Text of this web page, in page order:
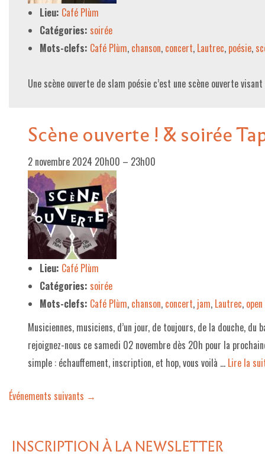
Lieu: Café Plùm
Catégories: soirée
Mots-clefs: Café Plùm, chanson, concert, Lautrec, poésie,
Une scène ouverte de slam poésie c’est une scène ouverte
Scène ouverte ! & soirée
2 novembre 2024 20h00 – 23h00
Lieu: Café Plùm
Catégories: soirée
Mots-clefs: Café Plùm, chanson, concert, jam, Lautrec,
Musiciennes, musiciens, d’un jour, de toujours, de la douche, du
rejoignez-nous ce samedi 02 novembre dès 20h pour la
simple : échauffement, inscription, et hop, vous voilà … Lire la
Événements suivants →
INSCRIPTION À LA NEWSLETTER